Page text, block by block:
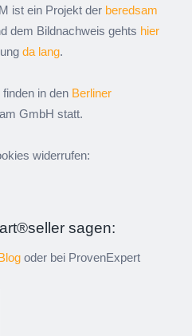
ist ein Projekt der beredsam
dem Bildnachweis gehts hier
da lang.
in den Berliner
GmbH statt.
widerrufen:
sagen:
oder bei ProvenExpert